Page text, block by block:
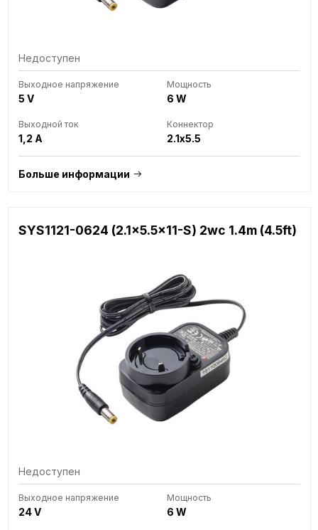
Недоступен
Выходное напряжение
5 V
Мощность
6 W
Выходной ток
1,2 A
Коннектор
2.1x5.5
Больше информации
SYS1121-0624 (2.1x5.5x11-S) 2wc 1.4m (4.5ft)
Недоступен
Выходное напряжение
24 V
Мощность
6 W